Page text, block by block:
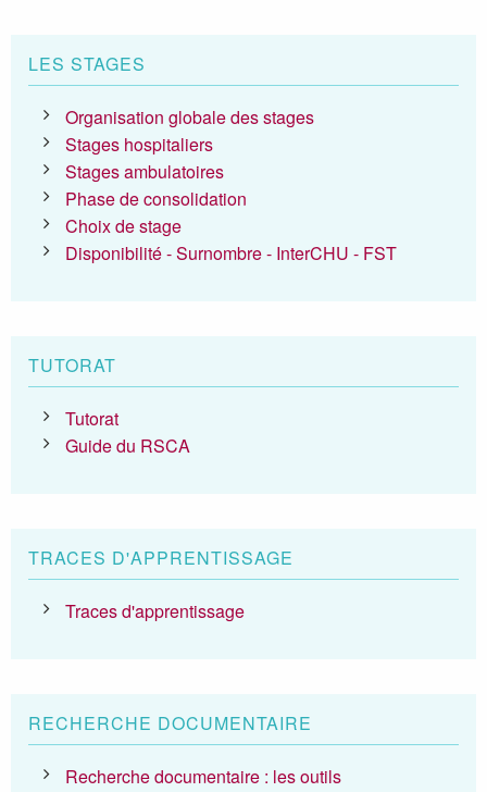
LES STAGES
Organisation globale des stages
Stages hospitaliers
Stages ambulatoires
Phase de consolidation
Choix de stage
Disponibilité - Surnombre - InterCHU - FST
TUTORAT
Tutorat
Guide du RSCA
TRACES D'APPRENTISSAGE
Traces d'apprentissage
RECHERCHE DOCUMENTAIRE
Recherche documentaire : les outils